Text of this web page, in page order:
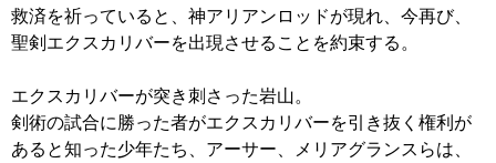
救済を祈っていると、神アリアンロッドが現れ、今再び、
聖剣エクスカリバーを出現させることを約束する。
エクスカリバーが突き刺さった岩山。
剣術の試合に勝った者がエクスカリバーを引き抜く権利が
あると知った少年たち、アーサー、メリアグランスらは、